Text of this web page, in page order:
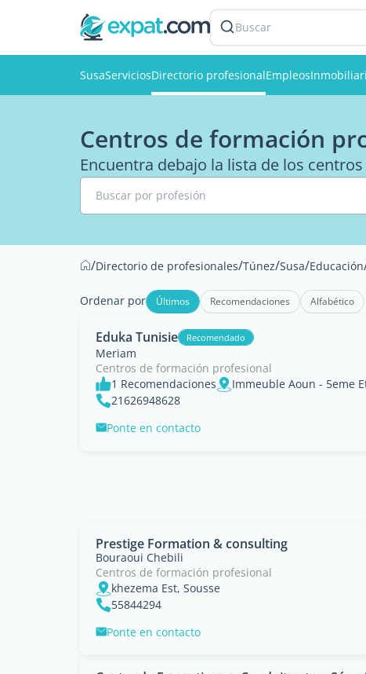
Buscar
SusaServiciosDirectorio profesionalEmpleos
Centros de formación
Encuentra debajo la lista de los
Buscar por profesión
/Directorio de profesionales/Túnez/Susa/Educación
Ordenar por Últimos Recomendaciones Alfabético
Eduka Tunisie Recomendado
Meriam
Centros de formación profesional
1 Recomendaciones
21626948628
Ponte en contacto
Prestige Formation & consulting
Bouraoui Chebili
Centros de formación profesional
khezema Est, Sousse
55844294
Ponte en contacto